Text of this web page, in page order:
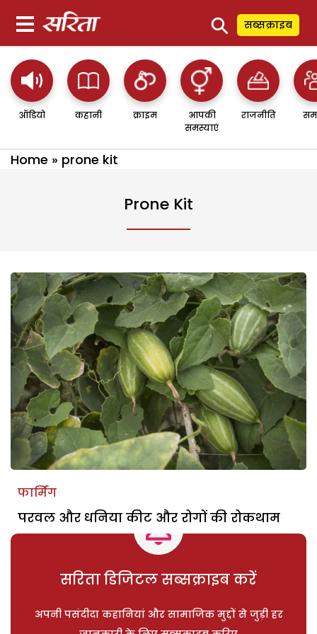
⚲ सब्सक्राइब
ऑडियो कहानी क्राइम
आपकी
समस्याएं
राजनीति
Home » prone kit
Prone Kit
फार्मिंग
परवल और धनिया कीट और रोगों की रोकथाम
सरिता डिजिटल सब्सक्राइब करें
अपनी पसंदीदा कहानियां और सामाजिक मुद्दों से जुड़ी हर